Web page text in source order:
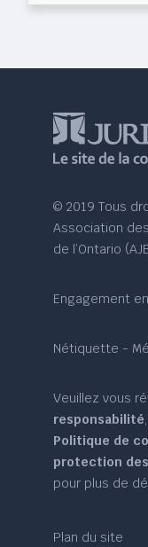
© 2019 Tous
Association
de l’Ontario
Engagement
Nétiquette -
Veuillez vous
responsabilité,
Politique de
protection
pour plus de
Plan du site